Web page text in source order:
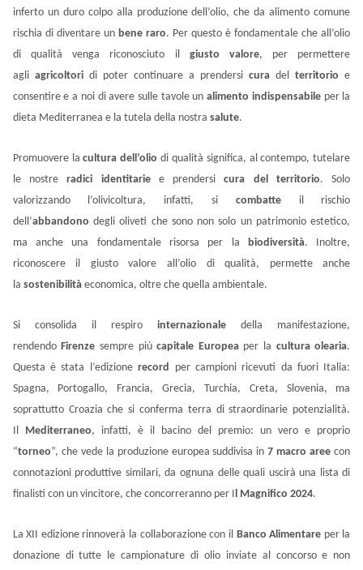
inferto un duro colpo alla produzione dell’olio, che da alimento comune
rischia di diventare un bene raro. Per questo è fondamentale che all’olio
di qualità venga riconosciuto il giusto valore, per permettere
agli agricoltoridi poter continuare a prendersicura delterritorio e
consentire e a noi di avere sulle tavole unalimento indispensabileper la
dieta Mediterranea e la tutela della nostra salute.
Promuovere lacultura dell’olio di qualità significa, al contempo, tutelare
le nostreradici identitariee prendersicura del territorio. Solo
valorizzando l’olivicoltura, infatti, si combatteil rischio
dell’abbandono degli oliveti che sono non solo un patrimonio estetico,
ma anche una fondamentale risorsa per la biodiversità. Inoltre,
riconoscere il giusto valore all’olio di qualità, permette anche
la sostenibilitàeconomica, oltre che quella ambientale.
Si consolida il respirointernazionale della manifestazione,
rendendoFirenze sempre piùcapitale Europea per la cultura olearia.
Questa è stata l’edizionerecord per campioni ricevuti da fuori Italia:
Spagna, Portogallo, Francia, Grecia, Turchia, Creta, Slovenia, ma
soprattutto Croazia che si conferma terra di straordinarie potenzialità.
Il Mediterraneo, infatti, è il bacino del premio: un vero e proprio
“torneo”, che vede la produzione europea suddivisa in7 macro aree con
connotazioni produttive similari, da ognuna delle quali uscirà una lista di
finalisti con un vincitore, che concorreranno per Il Magnifico 2024.
La XII edizione rinnoverà la collaborazione con il Banco Alimentare per la
donazione di tutte le campionature di olio inviate al concorso e non